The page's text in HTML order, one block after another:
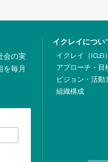
会の実
毎月
イクレイについ
イクレイ（
アプローチ・目
ビジョン・活動
組織構成